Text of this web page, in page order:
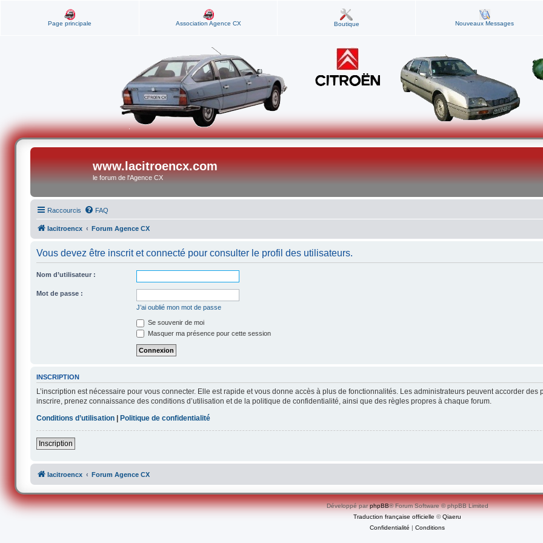
Page principale Association Agence CX Boutique Nouveaux Messages
www.lacitroencx.com
le forum de l'Agence CX
Raccourcis FAQ
lacitroencx Forum Agence CX
Vous devez être inscrit et connecté pour consulter le profil des utilisateurs.
Nom d’utilisateur :
Mot de passe :
J’ai oublié mon mot de passe
Se souvenir de moi
Masquer ma présence pour cette session
INSCRIPTION
L’inscription est nécessaire pour vous connecter. Elle est rapide et vous donne accès à plus de fonctionnalités. Les administrateurs peuvent accorder
inscrire, prenez connaissance des conditions d’utilisation et de la politique de confidentialité, ainsi que des règles propres à chaque forum.
Conditions d’utilisation |Politique de confidentialité
Inscription
lacitroencx Forum Agence CX
Développé parphpBB® Forum Software © phpBB Limited
Traduction française officielle ©Qiaeru
Confidentialité | Conditions